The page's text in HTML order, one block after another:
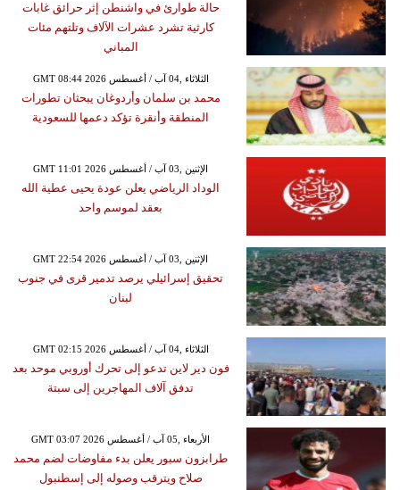
حالة طوارئ في واشنطن إثر حرائق غابات
كارثية تشرد عشرات الآلاف وتلتهم مئات
المباني
GMT 08:44 2026 الثلاثاء ,04 آب / أغسطس
محمد بن سلمان وأردوغان يبحثان تطورات
المنطقة وأنقرة تؤكد دعمها للسعودية
GMT 11:01 2026 الإثنين ,03 آب / أغسطس
الوداد الرياضي يعلن عودة يحيى عطية الله
بعقد لموسم واحد
GMT 22:54 2026 الإثنين ,03 آب / أغسطس
تحقيق إسرائيلي يرصد تدمير قرى في جنوب
لبنان
GMT 02:15 2026 الثلاثاء ,04 آب / أغسطس
فون دير لاين تدعو إلى تحرك أوروبي موحد بعد
تدفق آلاف المهاجرين إلى سبتة
GMT 03:07 2026 الأربعاء ,05 آب / أغسطس
طرابزون سبور يعلن بدء مفاوضات لضم محمد
صلاح ويترقب وصوله إلى إسطنبول